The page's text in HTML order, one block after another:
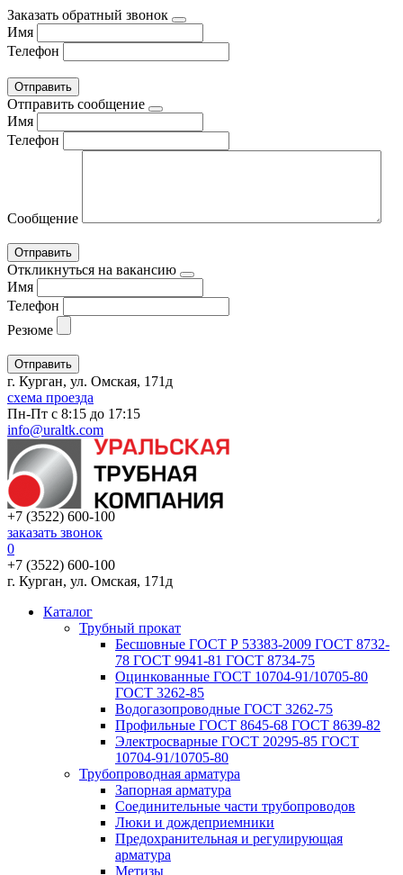
Заказать обратный звонок
Имя
Телефон
Отправить сообщение
Имя
Телефон
Сообщение
Откликнуться на вакансию
Имя
Телефон
Резюме
г. Курган, ул. Омская, 171д
схема проезда
Пн-Пт с 8:15 до 17:15
info@uraltk.com
+7 (3522) 600-100
заказать звонок
0
+7 (3522) 600-100
г. Курган, ул. Омская, 171д
Каталог
Трубный прокат
Беcшовные ГОСТ Р 53383-2009 ГОСТ 8732-
78 ГОСТ 9941-81 ГОСТ 8734-75
Оцинкованные ГОСТ 10704-91/10705-80
ГОСТ 3262-85
Водогазопроводные ГОСТ 3262-75
Профильные ГОСТ 8645-68 ГОСТ 8639-82
Электросварные ГОСТ 20295-85 ГОСТ
10704-91/10705-80
Трубопроводная арматура
Запорная арматура
Соединительные части трубопроводов
Люки и дождеприемники
Предохранительная и регулирующая
арматура
Метизы